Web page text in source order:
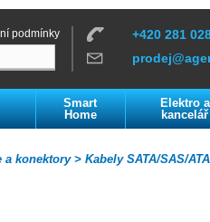
podmínky
+420 281
Smart
Home
Elektro a
kancelář
Kabely SATA/SAS/
a konektory >